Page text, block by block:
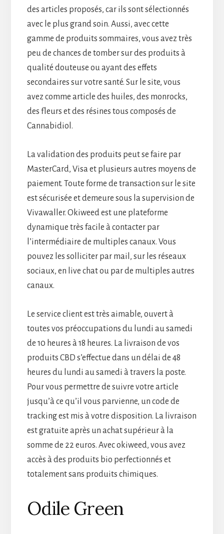
des articles proposés, car ils sont sélectionnés
avec le plus grand soin. Aussi, avec cette
gamme de produits sommaires, vous avez très
peu de chances de tomber sur des produits à
qualité douteuse ou ayant des effets
secondaires sur votre santé. Sur le site, vous
avez comme article des huiles, des monrocks,
des fleurs et des résines tous composés de
Cannabidiol.
La validation des produits peut se faire par
MasterCard, Visa et plusieurs autres moyens de
paiement. Toute forme de transaction sur le site
est sécurisée et demeure sous la supervision de
Vivawaller. Okiweed est une plateforme
dynamique très facile à contacter par
l’intermédiaire de multiples canaux. Vous
pouvez les solliciter par mail, sur les réseaux
sociaux, en live chat ou par de multiples autres
canaux.
Le service client est très aimable, ouvert à
toutes vos préoccupations du lundi au samedi
de 10 heures à 18 heures. La livraison de vos
produits CBD s’effectue dans un délai de 48
heures du lundi au samedi à travers la poste.
Pour vous permettre de suivre votre article
jusqu’à ce qu’il vous parvienne, un code de
tracking est mis à votre disposition. La livraison
est gratuite après un achat supérieur à la
somme de 22 euros. Avec okiweed, vous avez
accès à des produits bio perfectionnés et
totalement sans produits chimiques.
Odile Green